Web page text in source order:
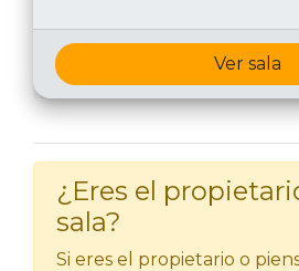
Ver sala
¿Eres el
sala?
Si eres el propietario o